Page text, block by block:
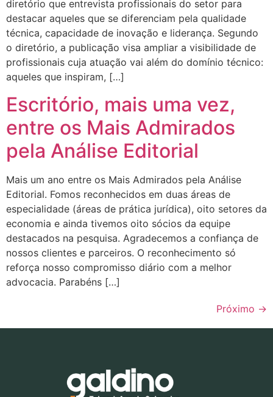
diretório que entrevista profissionais do setor para
destacar aqueles que se diferenciam pela qualidade
técnica, capacidade de inovação e liderança. Segundo
o diretório, a publicação visa ampliar a visibilidade de
profissionais cuja atuação vai além do domínio técnico:
aqueles que inspiram, […]
Escritório, mais uma vez,
entre os Mais Admirados
pela Análise Editorial
Mais um ano entre os Mais Admirados pela Análise
Editorial. Fomos reconhecidos em duas áreas de
especialidade (áreas de prática jurídica), oito setores da
economia e ainda tivemos oito sócios da equipe
destacados na pesquisa. Agradecemos a confiança de
nossos clientes e parceiros. O reconhecimento só
reforça nosso compromisso diário com a melhor
advocacia. Parabéns […]
Próximo →